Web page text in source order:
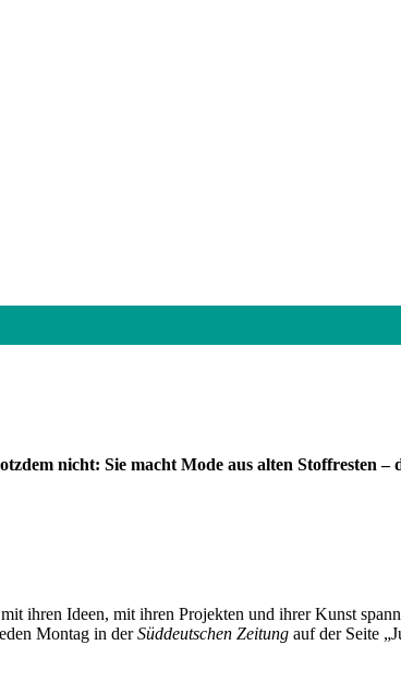
nicht: Sie macht Mode aus alten Stoffresten –
ihren Ideen, mit ihren Projekten und ihrer Kunst
Montag in derSüddeutschen Zeitung auf der Seite